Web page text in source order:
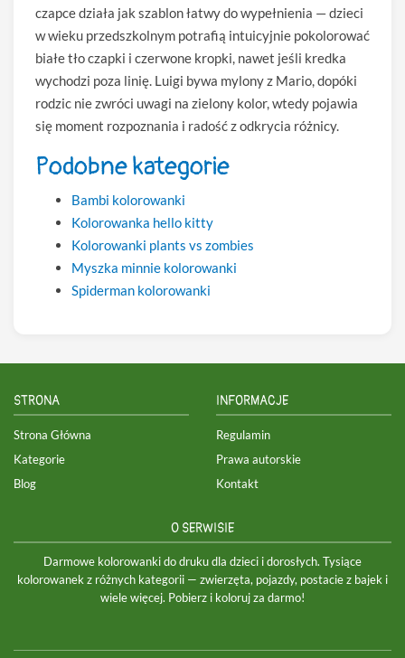
czapce działa jak szablon łatwy do wypełnienia — dzieci
w wieku przedszkolnym potrafią intuicyjnie pokolorować
białe tło czapki i czerwone kropki, nawet jeśli kredka
wychodzi poza linię. Luigi bywa mylony z Mario, dopóki
rodzic nie zwróci uwagi na zielony kolor, wtedy pojawia
się moment rozpoznania i radość z odkrycia różnicy.
Podobne kategorie
Bambi kolorowanki
Kolorowanka hello kitty
Kolorowanki plants vs zombies
Myszka minnie kolorowanki
Spiderman kolorowanki
STRONA
Strona Główna
Kategorie
Blog
INFORMACJE
Regulamin
Prawa autorskie
Kontakt
O SERWISIE
Darmowe kolorowanki do druku dla dzieci i dorosłych. Tysiące
kolorowanek z różnych kategorii — zwierzęta, pojazdy, postacie z bajek i
wiele więcej. Pobierz i koloruj za darmo!